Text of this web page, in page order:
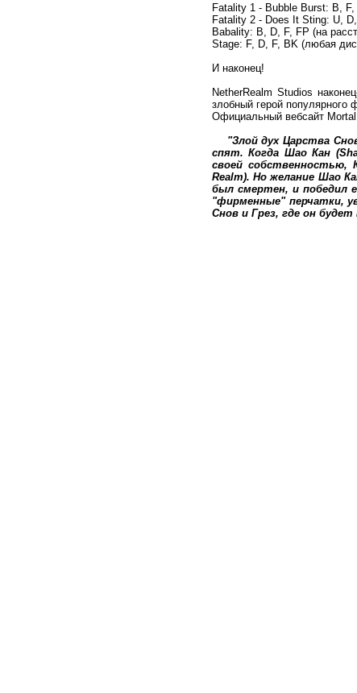
Fatality 1 - Bubble Burst: B,
Fatality 2 - Does It Sting: U,
Babality: B, D, F, FP (на
Stage: F, D, F, BK (любая
И наконец!
NetherRealm Studios
злобный герой
Официальный вебсайт
"Злой дух Царства
спят. Когда Шао Кан
своей собственностью,
Realm). Но желание Шао
был смертен, и победил
"фирменные" перчатки,
Снов и Грез, где он